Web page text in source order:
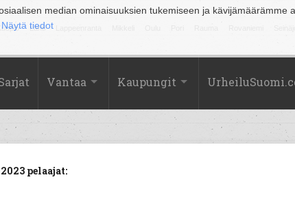
median ominaisuuksien tukemiseen ja
Näytä tiedot
Lahti
Vantaa Kaupungit
pelaajat: